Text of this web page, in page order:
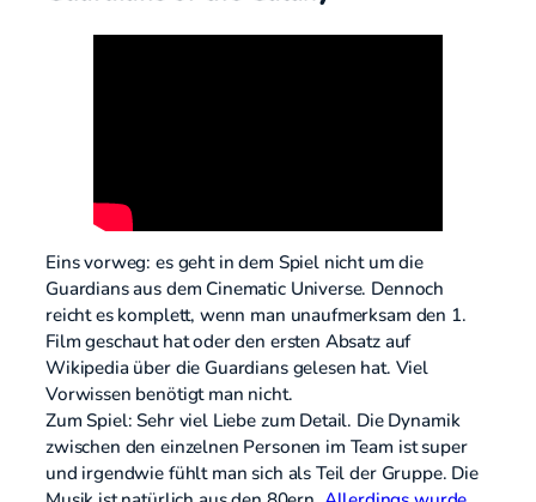
Eins vorweg: es geht in dem Spiel nicht um die
Guardians aus dem Cinematic Universe. Dennoch
reicht es komplett, wenn man unaufmerksam den 1.
Film geschaut hat oder den ersten Absatz auf
Wikipedia über die Guardians gelesen hat. Viel
Vorwissen benötigt man nicht.
Zum Spiel: Sehr viel Liebe zum Detail. Die Dynamik
zwischen den einzelnen Personen im Team ist super
und irgendwie fühlt man sich als Teil der Gruppe. Die